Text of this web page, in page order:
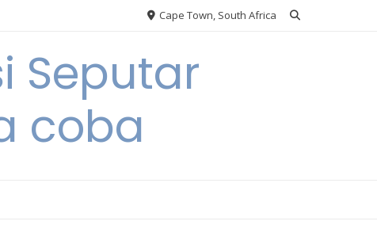
Cape Town, South Africa
Seputar
coba